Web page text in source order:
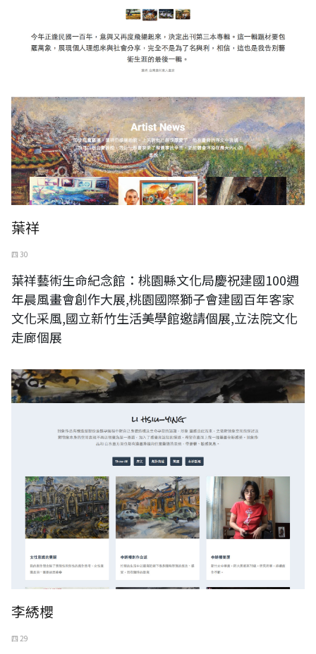
葉祥
四 30
葉祥藝術生命紀念館：桃園縣文化局慶祝建國100週
年晨風畫會創作大展,桃園國際獅子會建國百年客家
文化采風,國立新竹生活美學館邀請個展,立法院文化
走廊個展
李綉櫻
四 29